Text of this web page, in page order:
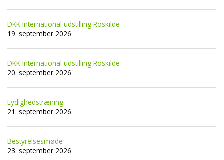
DKK International udstilling Roskilde
19. september 2026
DKK International udstilling Roskilde
20. september 2026
Lydighedstræning
21. september 2026
Bestyrelsesmøde
23. september 2026